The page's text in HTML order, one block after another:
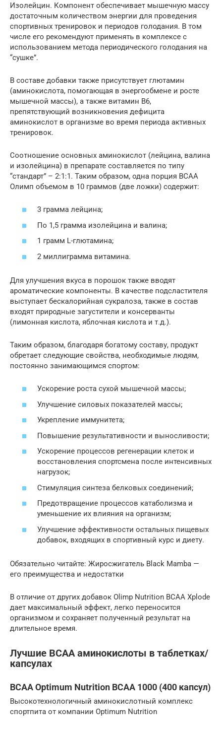
Изолейцин. Компонент обеспечивает мышечную массу
достаточным количеством энергии для проведения
спортивных тренировок и периодов голодания. В том
числе его рекомендуют применять в комплексе с
использованием метода периодического голодания на
“сушке”.
В составе добавки также присутствует глютамин
(аминокислота, помогающая в энергообмене и росте
мышечной массы), а также витамин B6,
препятствующий возникновения дефицита
аминокислот в организме во время периода активных
тренировок.
Соотношение основных аминокислот (лейцина, валина
и изолейцина) в препарате составляется по типу
“стандарт” – 2:1:1. Таким образом, одна порция BCAA
Олимп объемом в 10 граммов (две ложки) содержит:
3 грамма лейцина;
По 1,5 грамма изолейцина и валина;
1 грамм L-глютамина;
2 миллиграмма витамина.
Для улучшения вкуса в порошок также вводят
ароматические компоненты. В качестве подсластителя
выступает бескалорийная сукралоза, также в состав
входят природные загустители и консерванты
(лимонная кислота, яблочная кислота и т.д.).
Таким образом, благодаря богатому составу, продукт
обретает следующие свойства, необходимые людям,
постоянно занимающимся спортом:
Ускорение роста сухой мышечной массы;
Улучшение силовых показателей массы;
Укрепление иммунитета;
Повышение результативности и выносливости;
Ускорение процессов регенерации клеток и
восстановления спортсмена после интенсивных
нагрузок;
Стимуляция синтеза белковых соединений;
Предотвращение процессов катаболизма и
уменьшение их влияния на организм;
Улучшение эффективности остальных пищевых
добавок, входящих в спортивный курс и диету.
Обязательно читайте: Жиросжигатель Black Mamba —
его преимущества и недостатки
В отличие от других добавок Olimp Nutrition BCAA Xplode
дает максимальный эффект, легко переносится
организмом и сохраняет полученный результат на
длительное время.
Лучшие ВСАА аминокислоты в таблетках/
капсулах
BCAA Optimum Nutrition BCAA 1000 (400 капсул)
Высокотехнологичный аминокислотный комплекс
спортпита от компании Optimum Nutrition